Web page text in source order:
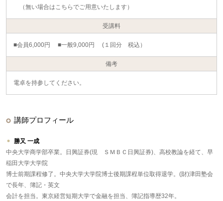
（無い場合はこちらでご用意いたします）
受講料
■会員6,000円 ■一般9,000円 (１回分 税込）
備考
電卓を持参してください。
講師プロフィール
勝又 一成
中央大学商学部卒業。日興証券(現 ＳＭＢＣ日興証券)、高校教論を経て、早
稲田大学大学院
博士前期課程修了。中央大学大学院博士後期課程単位取得退学。(財)津田塾会
で長年、簿記・英文
会計を担当。東京経営短期大学で金融を担当、簿記指導歴32年。